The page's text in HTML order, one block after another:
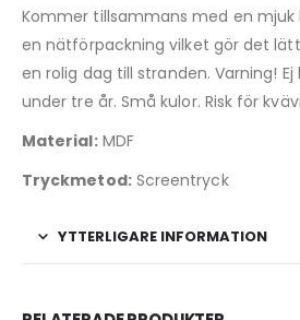
Kommer tillsammans med en mjuk
en nätförpackning vilket gör det
en rolig dag till stranden. Varning!
under tre år. Små kulor. Risk för
Material:MDF
Tryckmetod:Screentryck
YTTERLIGARE INFORMATION